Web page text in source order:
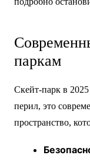
паркам
Скейт-парк в
перил, это
пространство,